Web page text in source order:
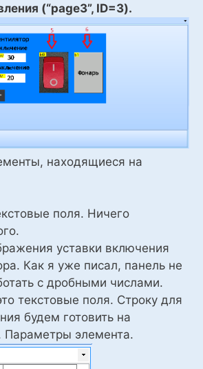
(“page3”, ID=3).
находящиеся на
поля. Ничего
уставки включения
Как я уже писал, панель не
с дробными числами.
текстовые поля. Строку для
будем готовить на
Параметры элемента.